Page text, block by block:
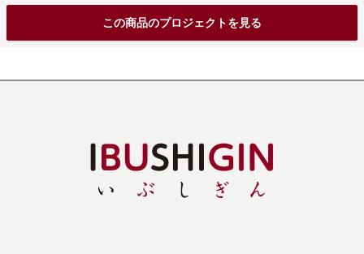
この商品のプロジェクトを見る